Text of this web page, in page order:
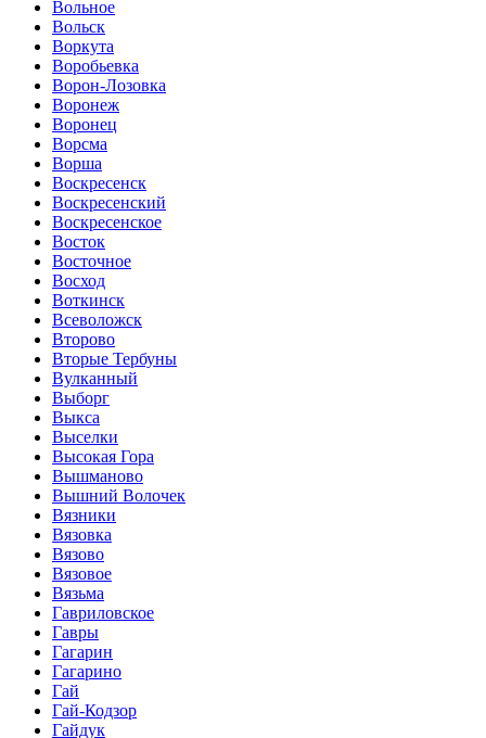
Вольное
Вольск
Воркута
Воробьевка
Ворон-Лозовка
Воронеж
Воронец
Ворсма
Ворша
Воскресенск
Воскресенский
Воскресенское
Восток
Восточное
Восход
Воткинск
Всеволожск
Второво
Вторые Тербуны
Вулканный
Выборг
Выкса
Выселки
Высокая Гора
Вышманово
Вышний Волочек
Вязники
Вязовка
Вязово
Вязовое
Вязьма
Гавриловское
Гавры
Гагарин
Гагарино
Гай
Гай-Кодзор
Гайдук